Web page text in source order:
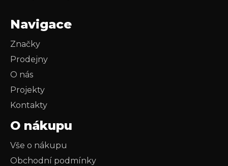
Navigace
Značky
Prodejny
O nás
Projekty
Kontakty
O nákupu
Vše o nákupu
Obchodní podmínky